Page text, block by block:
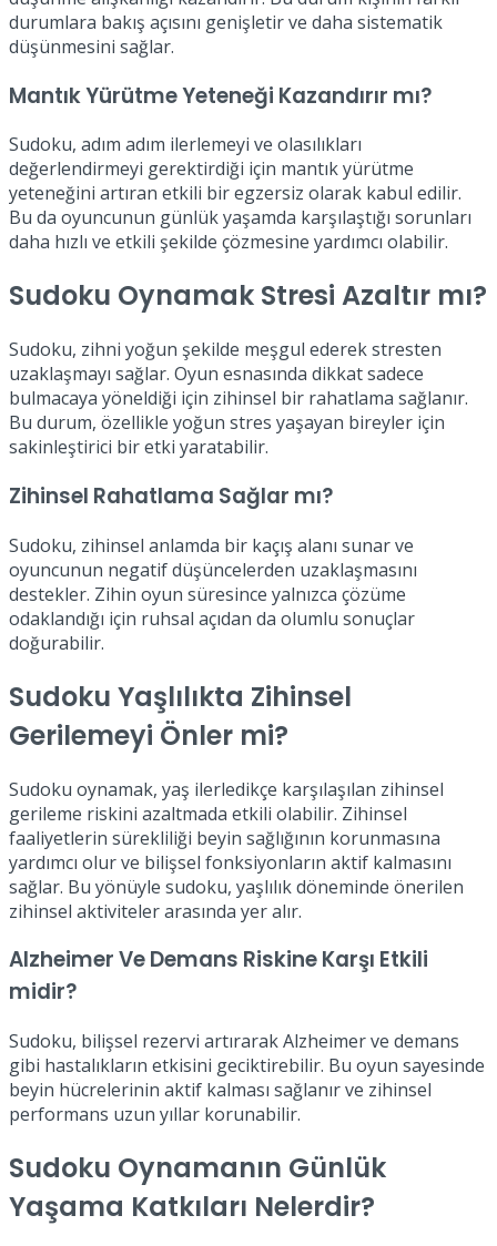
durumlara bakış açısını genişletir ve daha sistematik
düşünmesini sağlar.
Mantık Yürütme Yeteneği Kazandırır mı?
Sudoku, adım adım ilerlemeyi ve olasılıkları
değerlendirmeyi gerektirdiği için mantık yürütme
yeteneğini artıran etkili bir egzersiz olarak kabul edilir.
Bu da oyuncunun günlük yaşamda karşılaştığı sorunları
daha hızlı ve etkili şekilde çözmesine yardımcı olabilir.
Sudoku Oynamak Stresi Azaltır mı?
Sudoku, zihni yoğun şekilde meşgul ederek stresten
uzaklaşmayı sağlar. Oyun esnasında dikkat sadece
bulmacaya yöneldiği için zihinsel bir rahatlama sağlanır.
Bu durum, özellikle yoğun stres yaşayan bireyler için
sakinleştirici bir etki yaratabilir.
Zihinsel Rahatlama Sağlar mı?
Sudoku, zihinsel anlamda bir kaçış alanı sunar ve
oyuncunun negatif düşüncelerden uzaklaşmasını
destekler. Zihin oyun süresince yalnızca çözüme
odaklandığı için ruhsal açıdan da olumlu sonuçlar
doğurabilir.
Sudoku Yaşlılıkta Zihinsel
Gerilemeyi Önler mi?
Sudoku oynamak, yaş ilerledikçe karşılaşılan zihinsel
gerileme riskini azaltmada etkili olabilir. Zihinsel
faaliyetlerin sürekliliği beyin sağlığının korunmasına
yardımcı olur ve bilişsel fonksiyonların aktif kalmasını
sağlar. Bu yönüyle sudoku, yaşlılık döneminde önerilen
zihinsel aktiviteler arasında yer alır.
Alzheimer Ve Demans Riskine Karşı Etkili
midir?
Sudoku, bilişsel rezervi artırarak Alzheimer ve demans
gibi hastalıkların etkisini geciktirebilir. Bu oyun sayesinde
beyin hücrelerinin aktif kalması sağlanır ve zihinsel
performans uzun yıllar korunabilir.
Sudoku Oynamanın Günlük
Yaşama Katkıları Nelerdir?